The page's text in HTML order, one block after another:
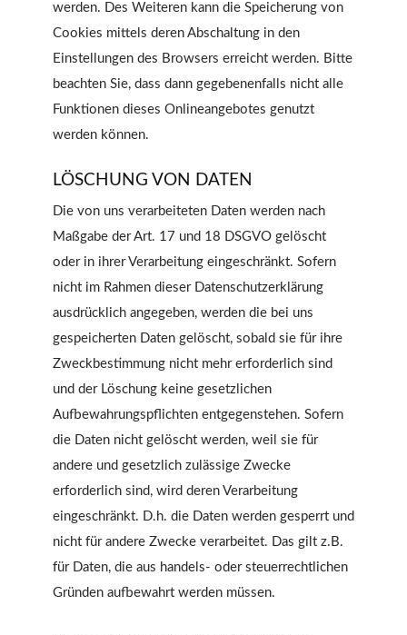
werden. Des Weiteren kann die Speicherung von
Cookies mittels deren Abschaltung in den
Einstellungen des Browsers erreicht werden. Bitte
beachten Sie, dass dann gegebenenfalls nicht alle
Funktionen dieses Onlineangebotes genutzt
werden können.
LÖSCHUNG VON DATEN
Die von uns verarbeiteten Daten werden nach
Maßgabe der Art. 17 und 18 DSGVO gelöscht
oder in ihrer Verarbeitung eingeschränkt. Sofern
nicht im Rahmen dieser Datenschutzerklärung
ausdrücklich angegeben, werden die bei uns
gespeicherten Daten gelöscht, sobald sie für ihre
Zweckbestimmung nicht mehr erforderlich sind
und der Löschung keine gesetzlichen
Aufbewahrungspflichten entgegenstehen. Sofern
die Daten nicht gelöscht werden, weil sie für
andere und gesetzlich zulässige Zwecke
erforderlich sind, wird deren Verarbeitung
eingeschränkt. D.h. die Daten werden gesperrt und
nicht für andere Zwecke verarbeitet. Das gilt z.B.
für Daten, die aus handels- oder steuerrechtlichen
Gründen aufbewahrt werden müssen.